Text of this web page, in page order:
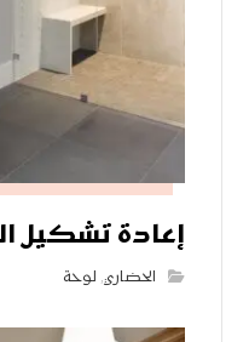
إعادة تشكيل
الحضاري, لوحة